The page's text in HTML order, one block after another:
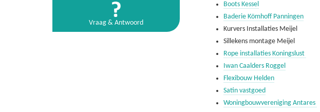
Vraag & Antwoord
Boots Kessel
Baderie Kömhoff Panningen
Kurvers Installaties Meijel
Sillekens montage Meijel
Rope installaties Koningslust
Iwan Caalders Roggel
Flexibouw Helden
Satin vastgoed
Woningbouwvereniging Antares